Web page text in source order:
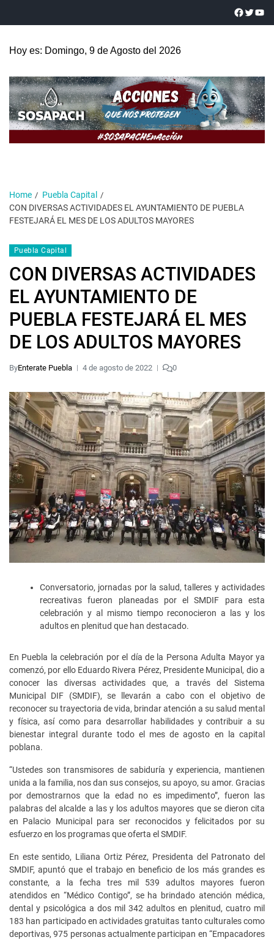
Hoy es: Domingo, 9 de Agosto del 2026
Home
Puebla Capital
CON DIVERSAS ACTIVIDADES EL AYUNTAMIENTO DE PUEBLA
FESTEJARÁ EL MES DE LOS ADULTOS MAYORES
Puebla Capital
CON DIVERSAS ACTIVIDADES
EL AYUNTAMIENTO DE
PUEBLA FESTEJARÁ EL MES
DE LOS ADULTOS MAYORES
ByEnterate Puebla 4 de agosto de 2022 0
Conversatorio, jornadas por la salud, talleres y actividades
recreativas fueron planeadas por el SMDIF para esta
celebración y al mismo tiempo reconocieron a las y los
adultos en plenitud que han destacado.
En Puebla la celebración por el día de la Persona Adulta Mayor ya
comenzó, por ello Eduardo Rivera Pérez, Presidente Municipal, dio a
conocer las diversas actividades que, a través del Sistema
Municipal DIF (SMDIF), se llevarán a cabo con el objetivo de
reconocer su trayectoria de vida, brindar atención a su salud mental
y física, así como para desarrollar habilidades y contribuir a su
bienestar integral durante todo el mes de agosto en la capital
poblana.
“Ustedes son transmisores de sabiduría y experiencia, mantienen
unida a la familia, nos dan sus consejos, su apoyo, su amor. Gracias
por demostrarnos que la edad no es impedimento”, fueron las
palabras del alcalde a las y los adultos mayores que se dieron cita
en Palacio Municipal para ser reconocidos y felicitados por su
esfuerzo en los programas que oferta el SMDIF.
En este sentido, Liliana Ortiz Pérez, Presidenta del Patronato del
SMDIF, apuntó que el trabajo en beneficio de los más grandes es
constante, a la fecha tres mil 539 adultos mayores fueron
atendidos en “Médico Contigo”, se ha brindado atención médica,
dental y psicológica a dos mil 342 adultos en plenitud, cuatro mil
183 han participado en actividades gratuitas tanto culturales como
deportivas, 975 personas actualmente participan en “Empacadores